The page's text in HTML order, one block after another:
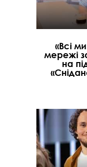
«Всі
мережі
на